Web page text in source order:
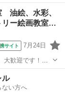
科や大宰府高校
間の合格実績で
油絵、水彩、
リー絵画教室…
サイト 7月24日
大歓迎です！絵
迄の少人数制。1
クラスに振り替
ル
ない方へ